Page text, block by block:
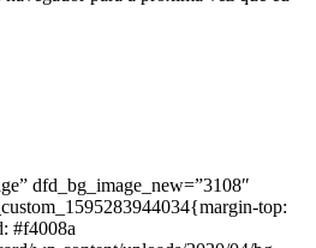
dfd_bg_image_new=”3108″
top:
#f4008a